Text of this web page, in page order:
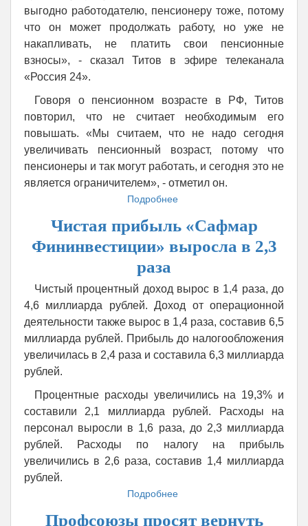
выгодно работодателю, пенсионеру тоже, потому
что он может продолжать работу, но уже не
накапливать, не платить свои пенсионные
взносы», - сказал Титов в эфире телеканала
«Россия 24».
Говоря о пенсионном возрасте в РФ, Титов
повторил, что не считает необходимым его
повышать. «Мы считаем, что не надо сегодня
увеличивать пенсионный возраст, потому что
пенсионеры и так могут работать, и сегодня это не
является ограничителем», - отметил он.
Подробнеео
предложил
работающих
страховых
взносов
Чистая прибыль «Сафмар
Фининвестиции» выросла в 2,3
раза
Чистый процентный доход вырос в 1,4 раза, до
4,6 миллиарда рублей. Доход от операционной
деятельности также вырос в 1,4 раза, составив 6,5
миллиарда рублей. Прибыль до налогообложения
увеличилась в 2,4 раза и составила 6,3 миллиарда
рублей.
Процентные расходы увеличились на 19,3% и
составили 2,1 миллиарда рублей. Расходы на
персонал выросли в 1,6 раза, до 2,3 миллиарда
рублей. Расходы по налогу на прибыль
увеличились в 2,6 раза, составив 1,4 миллиарда
рублей.
Подробнеео
прибыль
Профсоюзы просят вернуть